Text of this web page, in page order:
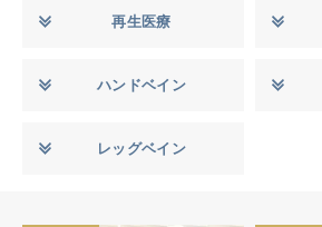
再生医療
ハンドベイン
レッグベイン